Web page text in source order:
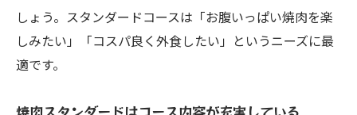
焼肉食べ放題でコスパ重視の選び方ガイド
しょう。スタンダードコースは「お腹いっぱい焼肉を楽
しみたい」「コスパ良く外食したい」というニーズに最
適です。